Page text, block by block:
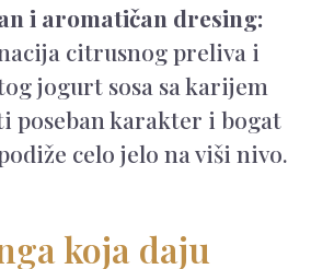
i aromatičan dresing:
citrusnog preliva i
jogurt sosa sa karijem
poseban karakter i bogat
celo jelo na viši nivo.
koja daju